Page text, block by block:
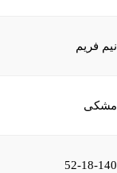
نیم فریم
مشکی
52-18-140